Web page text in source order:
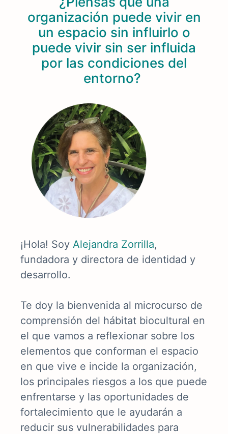
organización puede vivir en
un espacio sin influirlo o
puede vivir sin ser influida
por las condiciones del
entorno?
¡Hola! Soy Alejandra Zorrilla,
fundadora y directora de identidad y
desarrollo.
Te doy la bienvenida al microcurso de
comprensión del hábitat biocultural en
el que vamos a reflexionar sobre los
elementos que conforman el espacio
en que vive e incide la organización,
los principales riesgos a los que puede
enfrentarse y las oportunidades de
fortalecimiento que le ayudarán a
reducir sus vulnerabilidades para